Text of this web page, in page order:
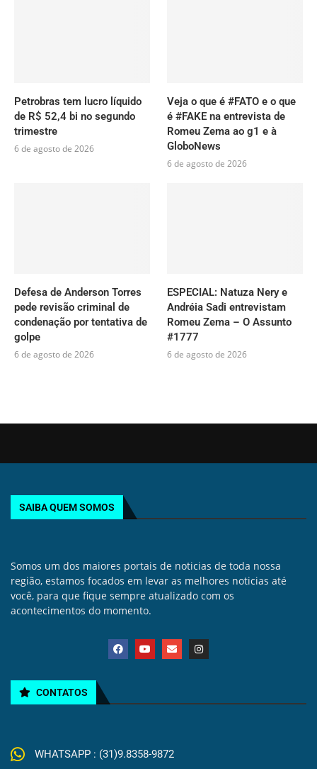
Petrobras tem lucro líquido
de R$ 52,4 bi no segundo
trimestre
6 de agosto de 2026
Veja o que é #FATO e o que
é #FAKE na entrevista de
Romeu Zema ao g1 e à
GloboNews
6 de agosto de 2026
Defesa de Anderson Torres
pede revisão criminal de
condenação por tentativa de
golpe
6 de agosto de 2026
ESPECIAL: Natuza Nery e
Andréia Sadi entrevistam
Romeu Zema – O Assunto
#1777
6 de agosto de 2026
SAIBA QUEM SOMOS
Somos um dos maiores portais de noticias de toda nossa
região, estamos focados em levar as melhores noticias até
você, para que fique sempre atualizado com os
acontecimentos do momento.
CONTATOS
WHATSAPP : (31)9.8358-9872